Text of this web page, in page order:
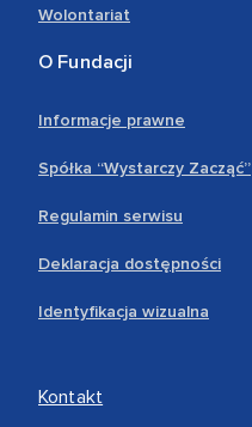
Wolontariat
O Fundacji
Informacje prawne
Spółka “Wystarczy Zacząć”
Regulamin serwisu
Deklaracja dostępności
Identyfikacja wizualna
Kontakt